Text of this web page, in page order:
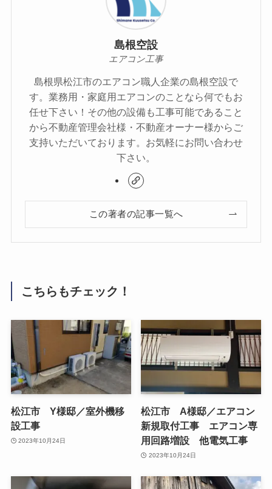
島根空設
エアコン工事
島根県松江市のエアコン職人企業の島根空設で
す。業務用・家庭用エアコンのことなら何でもお
任せ下さい！その他の設備も工事可能であること
から不動産管理会社様・不動産オーナー様からご
支持いただいております。お気軽にお問い合わせ
下さい。
この著者の記事一覧へ
こちらもチェック！
松江市 Y様邸／室外機移
設工事
2023年10月24日
松江市 A様邸／エアコン
新規取付工事 エアコン専
用回路増設 他電気工事
2023年10月24日